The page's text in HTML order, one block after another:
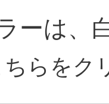
ーは、
ちらをク